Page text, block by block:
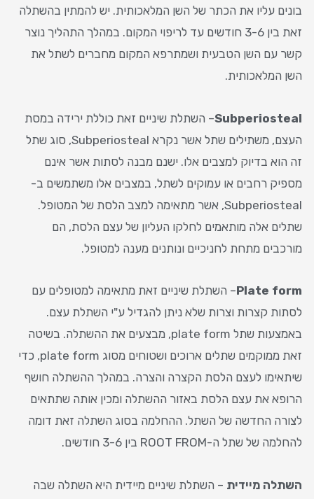
בונים עליו את הכתר של השן המלאכותית. יש להמתין בהשתלה
זאת בין 3-6 חודשים עד לריפוי המקום. במהלך התהליך נוצר
קשר עם השן הטבעית ושמתרפא המקום מחברים לשתל את
השן המלאכותית.
Subperiosteal– השתלת שיניים זאת כוללת ירידה במסת
העצם, משתילים שתל אשר נקרא Subperiosteal, סוג שתל
זה הוא בדיוק למצבים אלו. ישנם מבנה לסתות אשר אינם
מספיק רחבים או עמוקים לשתל, במצבים אלו משתמשים ב-
Subperiosteal, אשר מתאימה למצב הלסת של המטופל.
שתלים אלה מותאמים לחלקו העליון של עצם הלסת, הם
מורכבים מתחת לחניכיים ונותנים מענה למטופל.
Plate form– השתלת שיניים זאת מתאימה למטופלים עם
לסתות קצרות וצרות שלא ניתן להגדיל ע"י השתלת עצם.
באמצעות שתל plate form, מבצעים את ההשתלה. בשיטה
זאת ממוקמים שתלים ארוכים ושטוחים מסוג plate form, כדי
שיתאימו לעצם הלסת הקצרה והצרה. במהלך ההשתלה חושף
הרופא את עצם הלסת באזור ההשתלה ומכין אותה שתתאים
לצורה החדשה של השתל. ההחלמה בסוג השתלה זאת דומה
להחלמה של שתל ה-ROOT FROM בין 3-6 חודשים.
השתלה מיידית – השתלת שיניים מיידית היא השתלה שבה